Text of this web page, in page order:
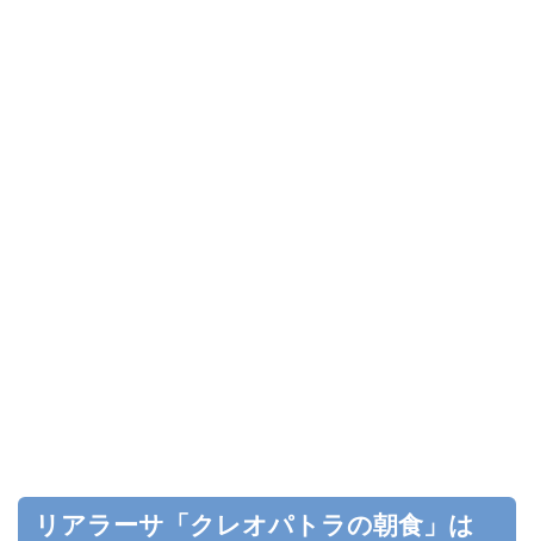
リアラーサ「クレオパトラの朝食」は